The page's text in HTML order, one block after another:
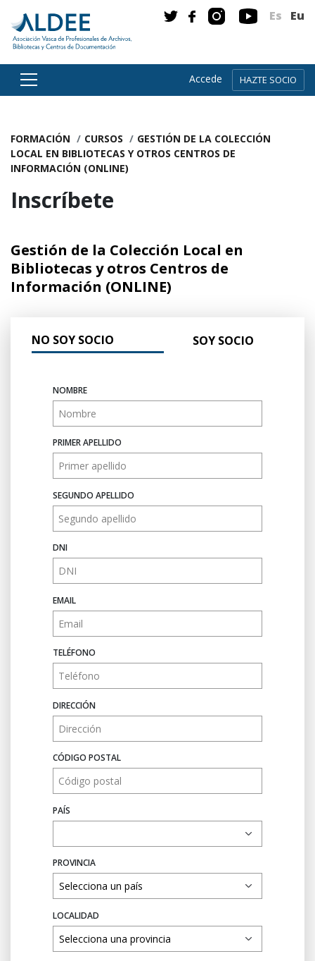
Es Eu
Accede HAZTE SOCIO
FORMACIÓN CURSOS
GESTIÓN DE LA COLECCIÓN
LOCAL EN BIBLIOTECAS Y OTROS CENTROS DE
INFORMACIÓN (ONLINE)
Inscríbete
Gestión de la Colección Local en
Bibliotecas y otros Centros de
Información (ONLINE)
NO SOY SOCIO SOY SOCIO
NOMBRE
PRIMER APELLIDO
SEGUNDO APELLIDO
DNI
EMAIL
TELÉFONO
DIRECCIÓN
CÓDIGO POSTAL
PAÍS
PROVINCIA
LOCALIDAD